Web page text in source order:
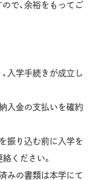
で、余裕をもってご
入学手続きが成立し
入金の支払いを確約
振り込む前に入学を
ください。
みの書類は本学にて